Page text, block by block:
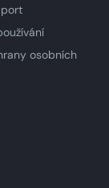
osobních